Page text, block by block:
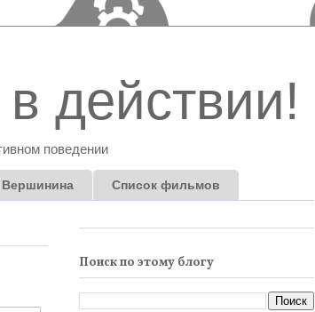
действии!
поведении
Список фильмов
Поиск по этому блогу